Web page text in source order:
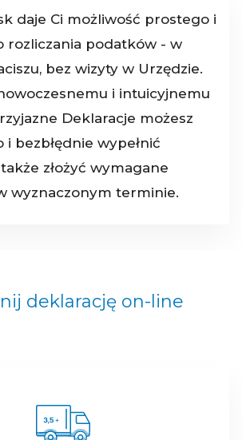
daje Ci możliwość prostego i
rozliczania podatków - w
bez wizyty w Urzędzie.
i intuicyjnemu
Deklaracje możesz
i bezbłędnie wypełnić
złożyć wymagane
wyznaczonym terminie.
deklarację on-line